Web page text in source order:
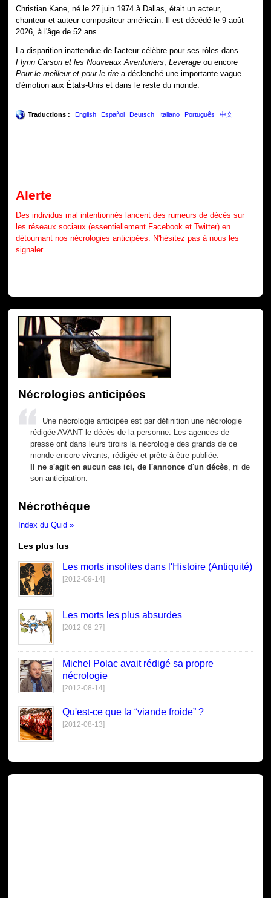
Christian Kane, né le 27 juin 1974 à Dallas, était un acteur,
chanteur et auteur-compositeur américain. Il est décédé le 9 août
2026, à l'âge de 52 ans.
La disparition inattendue de l'acteur célèbre pour ses rôles dans
Flynn Carson et les Nouveaux Aventuriers,Leverage ou encore
Pour le meilleur et pour le rire a déclenché une importante vague
d'émotion aux États-Unis et dans le reste du monde.
Traductions : English Español Deutsch Italiano Português 中文
Alerte
Des individus mal intentionnés lancent des rumeurs de décès sur
les réseaux sociaux (essentiellement Facebook et Twitter) en
détournant nos nécrologies anticipées. N'hésitez pas à nous les
signaler.
Nécrologies anticipées
Une nécrologie anticipée est par définition une nécrologie
rédigée AVANT le décès de la personne. Les agences de
presse ont dans leurs tiroirs la nécrologie des grands de ce
monde encore vivants, rédigée et prête à être publiée.
Il ne s'agit en aucun cas ici, de l'annonce d'un décès , ni de
son anticipation.
Nécrothèque
Index du Quid »
Les plus lus
Les morts insolites dans l'Histoire (Antiquité)
[2012-09-14]
Les morts les plus absurdes
[2012-08-27]
Michel Polac avait rédigé sa propre
nécrologie
[2012-08-14]
Qu'est-ce que la “viande froide” ?
[2012-08-13]